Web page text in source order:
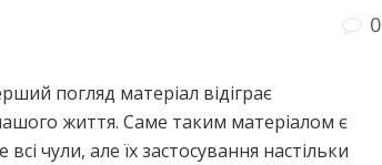
0
погляд матеріал відіграє
життя. Саме таким матеріалом є
чули, але їх застосування настільки